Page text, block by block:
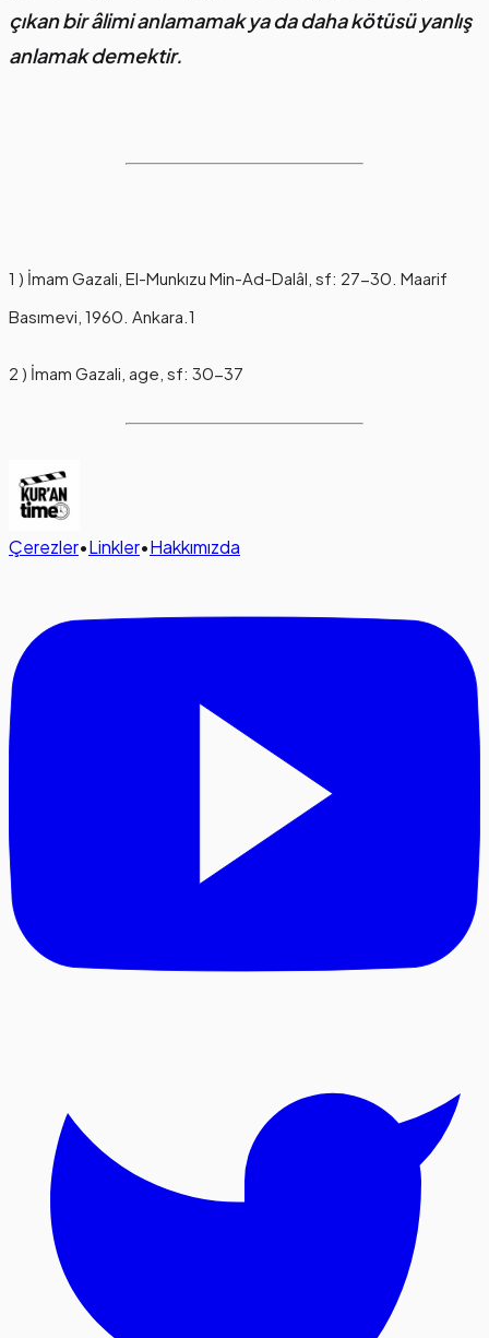
çıkan bir âlimi anlamamak ya da daha kötüsü yanlış
anlamak demektir.
1 ) İmam Gazali, El-Munkızu Min-Ad-Dalâl, sf: 27-30. Maarif
Basımevi, 1960. Ankara.1
2 ) İmam Gazali, age, sf: 30-37
Çerezler•Linkler•Hakkımızda